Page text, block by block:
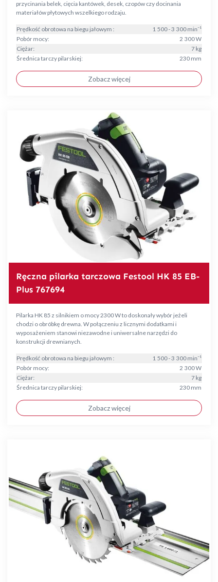
przycinania belek, cięcia kantówek, desek, czopów czy docinania
materiałów płytowych wszelkiego rodzaju.
Prędkość obrotowa na biegu jałowym :
1 500 - 3 300 min⁻¹
Pobór mocy:
2 300 W
Ciężar:
7 kg
Średnica tarczy pilarskiej:
230 mm
Zobacz więcej
Ręczna pilarka tarczowa Festool HK 85 EB-
Plus 767694
Pilarka HK 85 z silnikiem o mocy 2300 W to doskonały wybór jeżeli
chodzi o obróbkę drewna. W połączeniu z licznymi dodatkami i
wyposażeniem stanowi niezawodne i uniwersalne narzędzi do
konstrukcji drewnianych.
Prędkość obrotowa na biegu jałowym :
1 500 - 3 300 min⁻¹
Pobór mocy:
2 300 W
Ciężar:
7 kg
Średnica tarczy pilarskiej:
230 mm
Zobacz więcej